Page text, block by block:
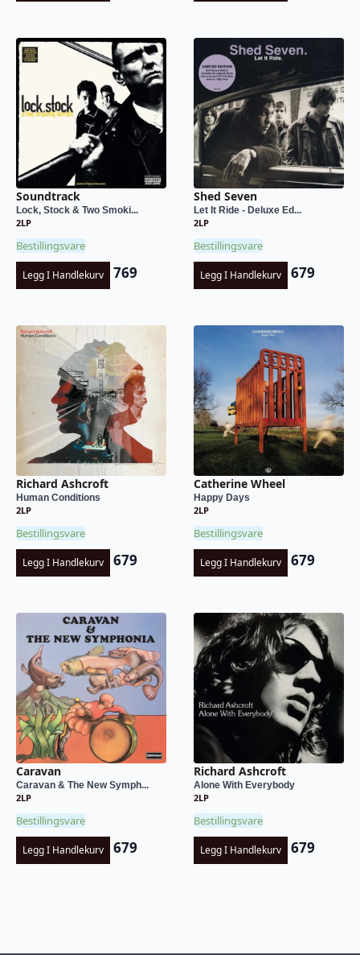
Soundtrack
Lock, Stock & Two Smoki...
2LP
Bestillingsvare
Legg I Handlekurv 769
Shed Seven
Let It Ride - Deluxe Ed...
2LP
Bestillingsvare
Legg I Handlekurv 679
Richard Ashcroft
Human Conditions
2LP
Bestillingsvare
Legg I Handlekurv 679
Catherine Wheel
Happy Days
2LP
Bestillingsvare
Legg I Handlekurv 679
Caravan
Caravan & The New Symph...
2LP
Bestillingsvare
Legg I Handlekurv 679
Richard Ashcroft
Alone With Everybody
2LP
Bestillingsvare
Legg I Handlekurv 679